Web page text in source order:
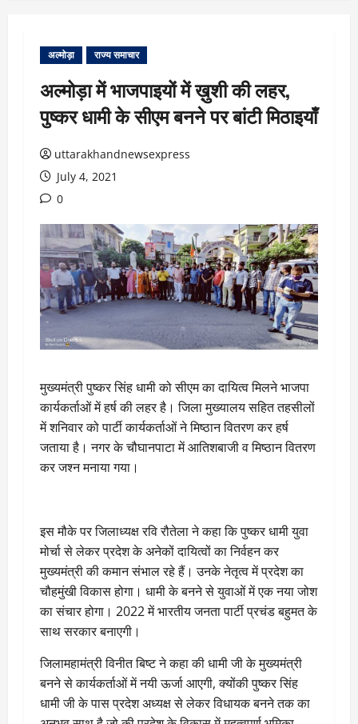
अल्मोड़ा राज्य समाचार
अल्मोड़ा में भाजपाइयों में ख़ुशी की लहर,
पुष्कर धामी के सीएम बनने पर बांटी मिठाइयाँ
uttarakhandnewsexpress
July 4, 2021
0
मुख्यमंत्री पुष्कर सिंह धामी को सीएम का दायित्व मिलने भाजपा
कार्यकर्ताओं में हर्ष की लहर है। जिला मुख्यालय सहित तहसीलों
में शनिवार को पार्टी कार्यकर्ताओं ने मिष्ठान वितरण कर हर्ष
जताया है। नगर के चौघानपाटा में आतिशबाजी व मिष्ठान वितरण
कर जश्न मनाया गया।
इस मौके पर जिलाध्यक्ष रवि रौतेला ने कहा कि पुष्कर धामी युवा
मोर्चा से लेकर प्रदेश के अनेकों दायित्वों का निर्वहन कर
मुख्यमंत्री की कमान संभाल रहे हैं। उनके नेतृत्व में प्रदेश का
चौहमुंखी विकास होगा। धामी के बनने से युवाओं में एक नया जोश
का संचार होगा। 2022 में भारतीय जनता पार्टी प्रचंड बहुमत के
साथ सरकार बनाएगी।
जिलामहामंत्री विनीत बिष्ट ने कहा की धामी जी के मुख्यमंत्री
बनने से कार्यकर्ताओं में नयी ऊर्जा आएगी, क्योंकी पुष्कर सिंह
धामी जी के पास प्रदेश अध्यक्ष से लेकर विधायक बनने तक का